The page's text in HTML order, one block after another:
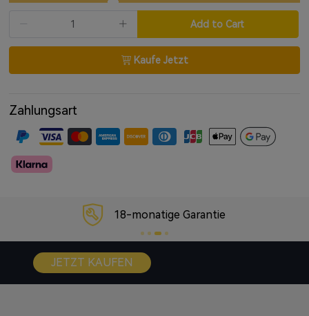
Video- und Gaming-Erlebnis
Ultrakompaktes Design und sichere ergonomische
Passform;
Ladeetui
Schnelles Laden, 10 Minuten Laden = 2 Stunden
Spielzeit
Kompatibel mit kabellosem Laden
Google Fast Pair wird unterstützt
Auracast™ & LE Audio wird unterstützt: nur über
Firmware-Update verfügbar
Add to Cart
Kaufe Jetzt
Zahlungsart
18-monatige Garantie
JETZT KAUFEN